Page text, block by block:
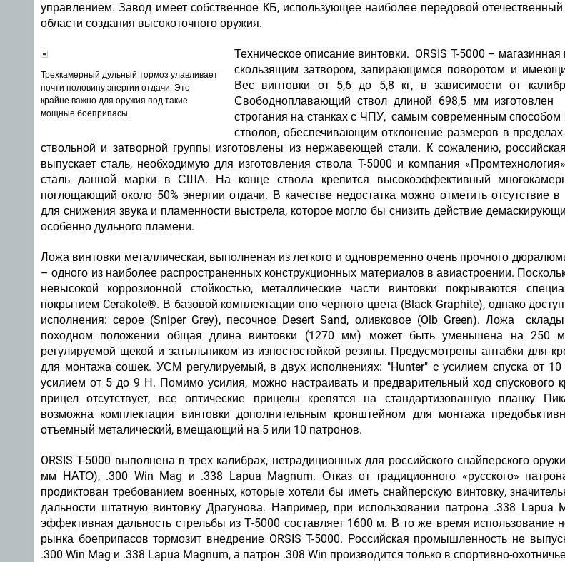
управлением. Завод имеет собственное КБ, использующее наиболее передовой
области создания высокоточного оружия.
Трехкамерный дульный тормоз улавливает
почти половину энергии отдачи. Это
крайне важно для оружия под такие
мощные боеприпасы.
Техническое описание винтовки. ORSIS T-5000 – магазинная
скользящим затвором, запирающимся поворотом и
Вес винтовки от 5,6 до 5,8 кг, в зависимости от
Свободноплавающий ствол длиной 698,5 мм изготовлен
строгания на станках с ЧПУ, самым современным способом
стволов, обеспечивающим отклонение размеров в
ствольной и затворной группы изготовлены из нержавеющей стали. К сожалению,
выпускает сталь, необходимую для изготовления ствола T-5000 и компания
сталь данной марки в США. На конце ствола крепится высокоэффективный
поглощающий около 50% энергии отдачи. В качестве недостатка можно отметить отсутствие в
для снижения звука и пламенности выстрела, которое могло бы снизить действие
особенно дульного пламени.
Ложа винтовки металлическая, выполненая из легкого и одновременно очень прочного
– одного из наиболее распространенных конструкционных материалов в авиастроении.
невысокой коррозионной стойкостью, металлические части винтовки покрываются
покрытием Cerakote®. В базовой комплектации оно черного цвета (Black Graphite), однако
исполнения: серое (Sniper Grey), песочное Desert Sand, оливковое (Olb Green). Ложа
походном положении общая длина винтовки (1270 мм) может быть уменьшена на 250
регулируемой щекой и затыльником из изностостойкой резины. Предусмотрены антабки для
для монтажа сошек. УСМ регулируемый, в двух исполнениях: "Hunter" c усилием спуска от
усилием от 5 до 9 Н. Помимо усилия, можно настраивать и предварительный ход спускового
прицел отсутствует, все оптические прицелы крепятся на стандартизованную планку
возможна комплектация винтовки дополнительным кронштейном для монтажа
отъемный металический, вмещающий на 5 или 10 патронов.
ORSIS T-5000 выполнена в трех калибрах, нетрадиционных для российского снайперского
мм НАТО), .300 Win Mag и .338 Lapua Magnum. Отказ от традиционного «русского»
продиктован требованием военных, которые хотели бы иметь снайперскую винтовку,
дальности штатную винтовку Драгунова. Например, при использовании патрона .338
эффективная дальность стрельбы из Т-5000 составляет 1600 м. В то же время использование
рынка боеприпасов тормозит внедрение ORSIS T-5000. Российская промышленность не
.300 Win Mag и .338 Lapua Magnum, а патрон .308 Win производится только в спортивно-